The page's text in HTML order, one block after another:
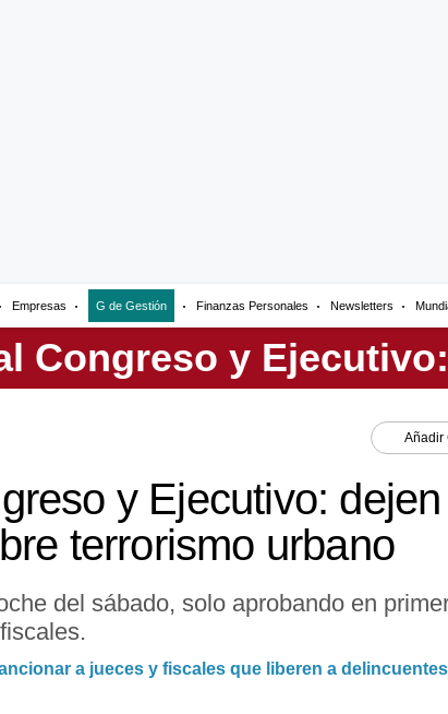
Empresas G de Gestión Finanzas Personales Newsletters
Añadir
y Ejecutivo:
terrorismo urbano
del sábado, solo aprobando en
a jueces y fiscales que liberen a delincuentes